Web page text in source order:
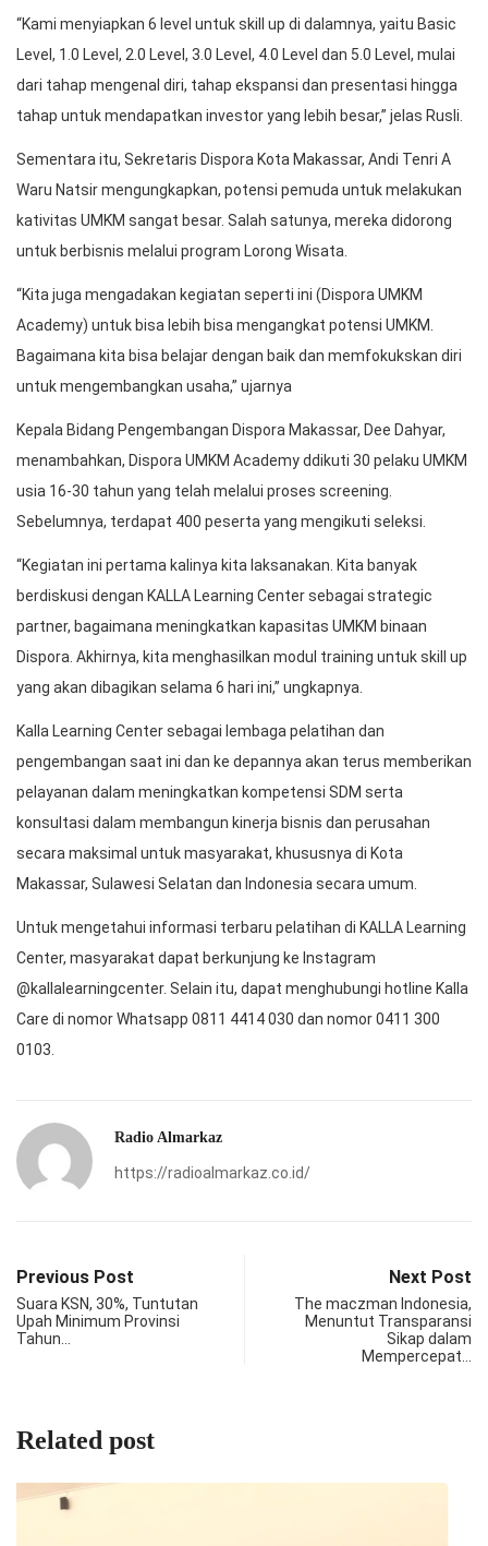
“Kami menyiapkan 6 level untuk skill up di dalamnya, yaitu Basic
Level, 1.0 Level, 2.0 Level, 3.0 Level, 4.0 Level dan 5.0 Level, mulai
dari tahap mengenal diri, tahap ekspansi dan presentasi hingga
tahap untuk mendapatkan investor yang lebih besar,” jelas Rusli.
Sementara itu, Sekretaris Dispora Kota Makassar, Andi Tenri A
Waru Natsir mengungkapkan, potensi pemuda untuk melakukan
kativitas UMKM sangat besar. Salah satunya, mereka didorong
untuk berbisnis melalui program Lorong Wisata.
“Kita juga mengadakan kegiatan seperti ini (Dispora UMKM
Academy) untuk bisa lebih bisa mengangkat potensi UMKM.
Bagaimana kita bisa belajar dengan baik dan memfokukskan diri
untuk mengembangkan usaha,” ujarnya
Kepala Bidang Pengembangan Dispora Makassar, Dee Dahyar,
menambahkan, Dispora UMKM Academy ddikuti 30 pelaku UMKM
usia 16-30 tahun yang telah melalui proses screening.
Sebelumnya, terdapat 400 peserta yang mengikuti seleksi.
“Kegiatan ini pertama kalinya kita laksanakan. Kita banyak
berdiskusi dengan KALLA Learning Center sebagai strategic
partner, bagaimana meningkatkan kapasitas UMKM binaan
Dispora. Akhirnya, kita menghasilkan modul training untuk skill up
yang akan dibagikan selama 6 hari ini,” ungkapnya.
Kalla Learning Center sebagai lembaga pelatihan dan
pengembangan saat ini dan ke depannya akan terus memberikan
pelayanan dalam meningkatkan kompetensi SDM serta
konsultasi dalam membangun kinerja bisnis dan perusahan
secara maksimal untuk masyarakat, khususnya di Kota
Makassar, Sulawesi Selatan dan Indonesia secara umum.
Untuk mengetahui informasi terbaru pelatihan di KALLA Learning
Center, masyarakat dapat berkunjung ke Instagram
@kallalearningcenter. Selain itu, dapat menghubungi hotline Kalla
Care di nomor Whatsapp 0811 4414 030 dan nomor 0411 300
0103.
Radio Almarkaz
https://radioalmarkaz.co.id/
Previous Post
Suara KSN, 30%, Tuntutan
Upah Minimum Provinsi
Tahun…
Next Post
The maczman Indonesia,
Menuntut Transparansi
Sikap dalam
Mempercepat…
Related post